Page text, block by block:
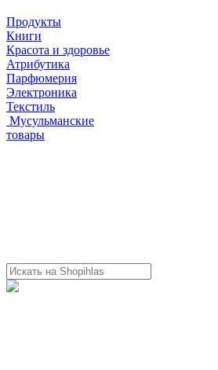
Продукты
Книги
Красота и здоровье
Атрибутика
Парфюмерия
Электроника
Текстиль
Мусульманские
товары